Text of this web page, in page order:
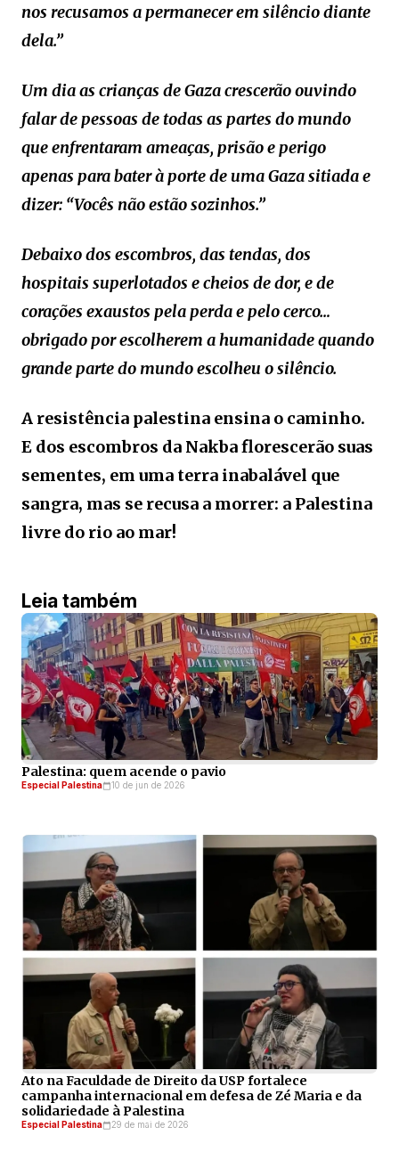
nos recusamos a permanecer em silêncio diante
dela.”
Um dia as crianças de Gaza crescerão ouvindo
falar de pessoas de todas as partes do mundo
que enfrentaram ameaças, prisão e perigo
apenas para bater à porte de uma Gaza sitiada e
dizer: “Vocês não estão sozinhos.”
Debaixo dos escombros, das tendas, dos
hospitais superlotados e cheios de dor, e de
corações exaustos pela perda e pelo cerco…
obrigado por escolherem a humanidade quando
grande parte do mundo escolheu o silêncio.
A resistência palestina ensina o caminho.
E dos escombros da Nakba florescerão suas
sementes, em uma terra inabalável que
sangra, mas se recusa a morrer: a Palestina
livre do rio ao mar!
Leia também
Palestina: quem acende o pavio
Especial Palestina 10 de jun de 2026
Ato na Faculdade de Direito da USP fortalece
campanha internacional em defesa de Zé Maria e da
solidariedade à Palestina
Especial Palestina 29 de mai de 2026